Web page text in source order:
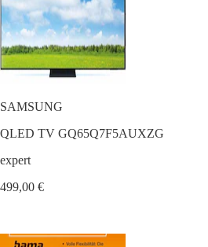
SAMSUNG
QLED TV GQ65Q7F5AUXZG
expert
499,00 €